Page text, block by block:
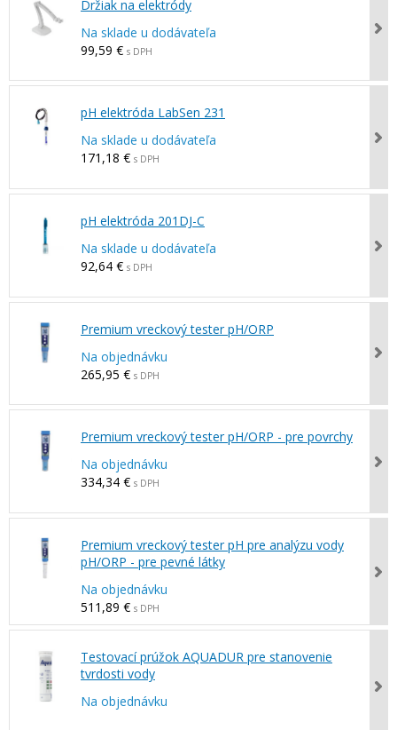
Držiak na elektródy
Na sklade u dodávateľa
99,59 € s DPH
pH elektróda LabSen 231
Na sklade u dodávateľa
171,18 € s DPH
pH elektróda 201DJ-C
Na sklade u dodávateľa
92,64 € s DPH
Premium vreckový tester pH/ORP
Na objednávku
265,95 € s DPH
Premium vreckový tester pH/ORP - pre povrchy
Na objednávku
334,34 € s DPH
Premium vreckový tester pH pre analýzu vody
pH/ORP - pre pevné látky
Na objednávku
511,89 € s DPH
Testovací prúžok AQUADUR pre stanovenie
tvrdosti vody
Na objednávku